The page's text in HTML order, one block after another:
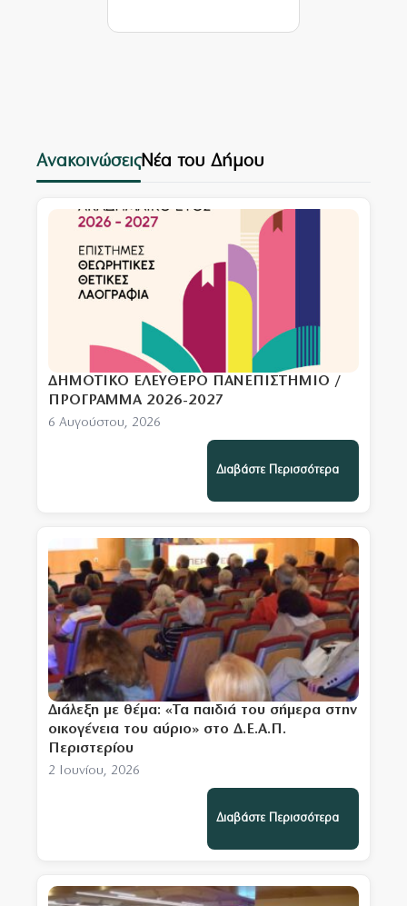
ΑνακοινώσειςΝέα του Δήμου
ΔΗΜΟΤΙΚΟ ΕΛΕΥΘΕΡΟ ΠΑΝΕΠΙΣΤΗΜΙΟ /
ΠΡΟΓΡΑΜΜΑ 2026-2027
6 Αυγούστου, 2026
Διαβάστε Περισσότερα
Διάλεξη με θέμα: «Τα παιδιά του σήμερα στην
οικογένεια του αύριο» στο Δ.Ε.Α.Π.
Περιστερίου
2 Ιουνίου, 2026
Διαβάστε Περισσότερα